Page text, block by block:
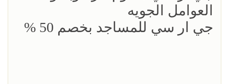
العوامل الجويه
جي ار سي للمساجد بخصم 50 %